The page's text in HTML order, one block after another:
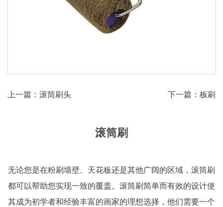
上一篇：滚筒刷头 下一篇：板刷
滚筒刷
无论您是在粉刷墙壁、天花板还是其他广阔的区域，滚筒刷
都可以帮助您实现一致的覆盖。滚筒刷简单而有效的设计使
其成为初学者和经验丰富的画家的理想选择，他们需要一个